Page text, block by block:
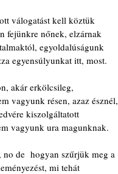
válogatást kell köztük
fejünkre nőnek, elzárnak
egyoldalúságunk
egyensúlyunkat itt, most.
akár erkölcsileg,
vagyunk résen, azaz észnél,
kiszolgáltatott
vagyunk ura magunknak.
de  hogyan szűrjük meg a
mi tehát